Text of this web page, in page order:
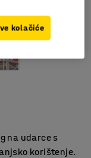
na udarce s
korištenje.
kolačiće